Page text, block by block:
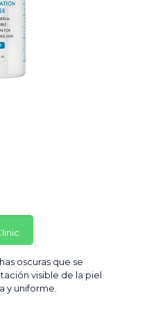
oscuras que se
visible de la piel
y uniforme.